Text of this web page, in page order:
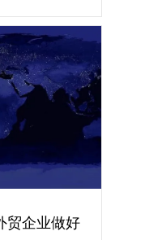
贸企业做好